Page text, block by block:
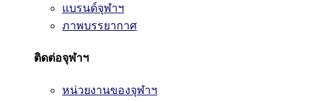
แบรนด์จุฬาฯ
ภาพบรรยากาศ
ติดต่อจุฬาฯ
หน่วยงานของจุฬาฯ